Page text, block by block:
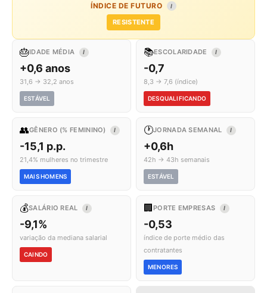
ÍNDICE DE FUTURO I
RESISTENTE
🎂IDADE MÉDIA I
+0,6 anos
31,6 → 32,2 anos
ESTÁVEL
📚ESCOLARIDADE I
-0,7
8,3 → 7,6 (índice)
DESQUALIFICANDO
👥GÊNERO (% FEMININO) I
-15,1 p.p.
21,4% mulheres no trimestre
MAIS HOMENS
🕐JORNADA SEMANAL I
+0,6h
42h → 43h semanais
ESTÁVEL
💰SALÁRIO REAL I
-9,1%
variação da mediana salarial
CAINDO
🏢 PORTE EMPRESAS I
-0,53
índice de porte médio das
contratantes
MENORES